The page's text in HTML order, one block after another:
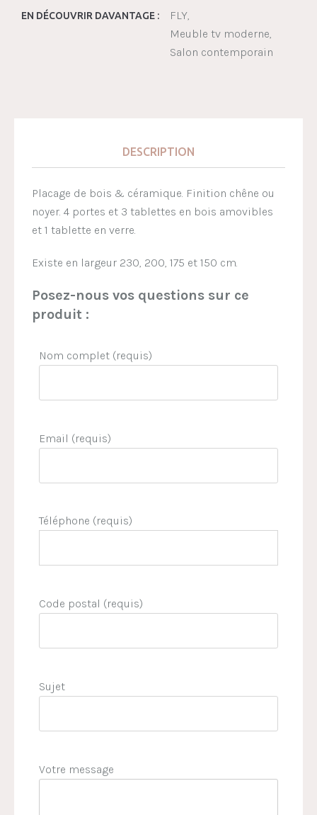
EN DÉCOUVRIR DAVANTAGE :
FLY
Meuble tv moderne
Salon contemporain
DESCRIPTION
Placage de bois & céramique. Finition chêne ou
noyer. 4 portes et 3 tablettes en bois amovibles
et 1 tablette en verre.
Existe en largeur 230, 200, 175 et 150 cm.
Posez-nous vos questions sur ce
produit :
Nom complet (requis)
Email (requis)
Téléphone (requis)
Code postal (requis)
Sujet
Votre message